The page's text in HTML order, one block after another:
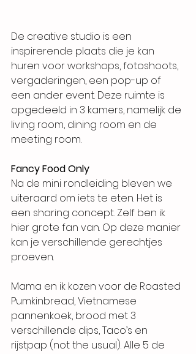
De creative studio is een
inspirerende plaats die je kan
huren voor workshops, fotoshoots,
vergaderingen, een pop-up of
een ander event. Deze ruimte is
opgedeeld in 3 kamers, namelijk de
living room, dining room en de
meeting room.
Fancy Food Only
Na de mini rondleiding bleven we
uiteraard om iets te eten. Het is
een sharing concept. Zelf ben ik
hier grote fan van. Op deze manier
kan je verschillende gerechtjes
proeven.
Mama en ik kozen voor de Roasted
Pumkinbread, Vietnamese
pannenkoek, brood met 3
verschillende dips, Taco’s en
rijstpap (not the usual). Alle 5 de